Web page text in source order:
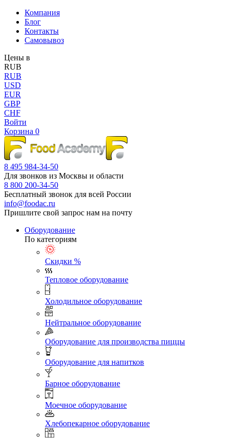
Компания
Блог
Контакты
Самовывоз
Цены в
RUB
RUB
USD
EUR
GBP
CHF
Войти
Корзина 0
8 495 984-34-50
Для звонков из Москвы и области
8 800 200-34-50
Бесплатный звонок для всей России
info@foodac.ru
Пришлите свой запрос нам на почту
Оборудование
По категориям
Скидки %
Тепловое оборудование
Холодильное оборудование
Нейтральное оборудование
Оборудование для производства пиццы
Оборудование для напитков
Барное оборудование
Моечное оборудование
Хлебопекарное оборудование